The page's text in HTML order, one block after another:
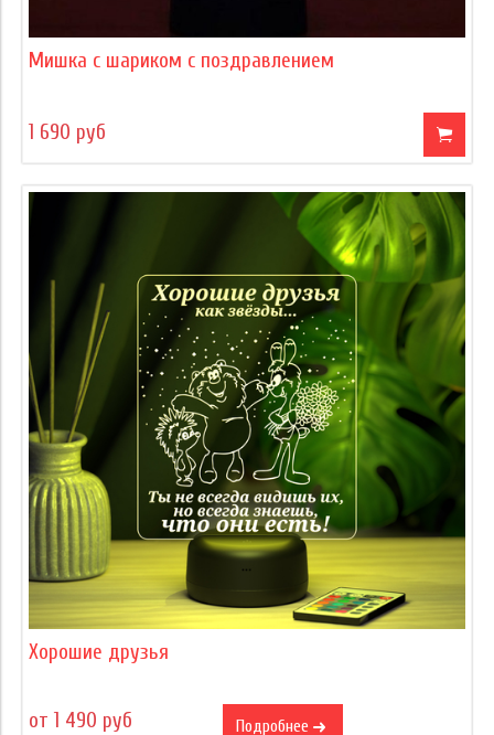
Мишка с шариком с поздравлением
1 690 руб
Хорошие друзья
от 1 490 руб Подробнее